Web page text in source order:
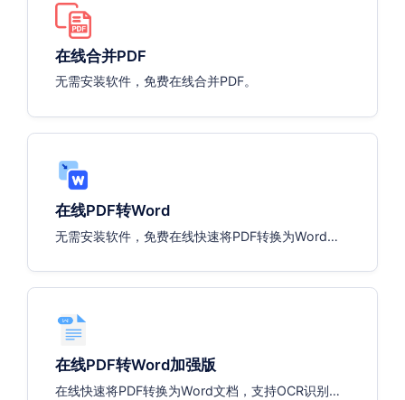
在线合并PDF
无需安装软件，免费在线合并PDF。
在线PDF转Word
无需安装软件，免费在线快速将PDF转换为Word文
在线PDF转Word加强版
在线快速将PDF转换为Word文档，支持OCR识别纯